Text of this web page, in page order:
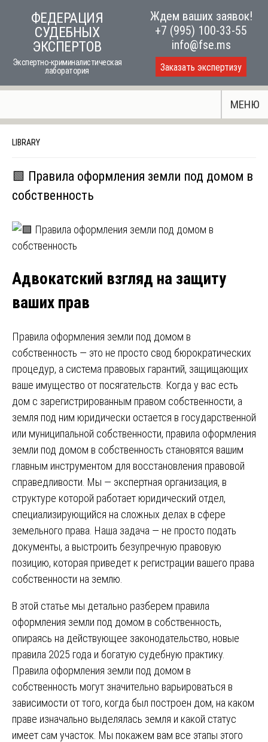
ФЕДЕРАЦИЯ
СУДЕБНЫХ
ЭКСПЕРТОВ
Экспертно-криминалистическая
лаборатория
Ждем ваших заявок!
+7 (995) 100-33-55
info@fse.ms
Заказать экспертизу
МЕНЮ
LIBRARY
🟩 Правила оформления земли под домом в
собственность
Адвокатский взгляд на защиту
ваших прав
Правила оформления земли под домом в
собственность — это не просто свод бюрократических
процедур, а система правовых гарантий, защищающих
ваше имущество от посягательств. Когда у вас есть
дом с зарегистрированным правом собственности, а
земля под ним юридически остается в государственной
или муниципальной собственности, правила оформления
земли под домом в собственность становятся вашим
главным инструментом для восстановления правовой
справедливости. Мы — экспертная организация, в
структуре которой работает юридический отдел,
специализирующийся на сложных делах в сфере
земельного права. Наша задача — не просто подать
документы, а выстроить безупречную правовую
позицию, которая приведет к регистрации вашего права
собственности на землю.
В этой статье мы детально разберем правила
оформления земли под домом в собственность,
опираясь на действующее законодательство, новые
правила 2025 года и богатую судебную практику.
Правила оформления земли под домом в
собственность могут значительно варьироваться в
зависимости от того, когда был построен дом, на каком
праве изначально выделялась земля и какой статус
имеет сам участок. Мы покажем вам все этапы этого